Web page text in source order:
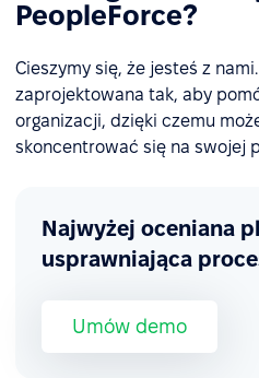
PeopleForce?
Cieszymy się, że jesteś z
zaprojektowana tak, aby
organizacji, dzięki czemu
skoncentrować się na swojej
Najwyżej oceniana
usprawniająca
Umów demo